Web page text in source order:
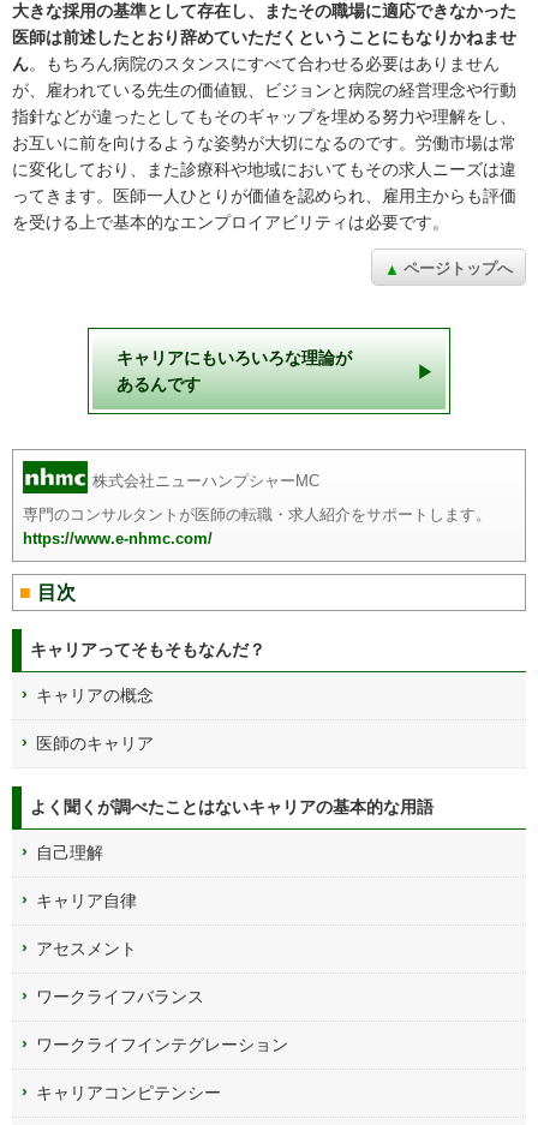
大きな採用の基準として存在し、またその職場に適応できなかった
医師は前述したとおり辞めていただくということにもなりかねませ
ん。もちろん病院のスタンスにすべて合わせる必要はありません
が、雇われている先生の価値観、ビジョンと病院の経営理念や行動
指針などが違ったとしてもそのギャップを埋める努力や理解をし、
お互いに前を向けるような姿勢が大切になるのです。労働市場は常
に変化しており、また診療科や地域においてもその求人ニーズは違
ってきます。医師一人ひとりが価値を認められ、雇用主からも評価
を受ける上で基本的なエンプロイアビリティは必要です。
ページトップへ
キャリアにもいろいろな理論が
あるんです
株式会社ニューハンプシャーMC
専門のコンサルタントが医師の転職・求人紹介をサポートします。
https://www.e-nhmc.com/
目次
キャリアってそもそもなんだ？
キャリアの概念
医師のキャリア
よく聞くが調べたことはないキャリアの基本的な用語
自己理解
キャリア自律
アセスメント
ワークライフバランス
ワークライフインテグレーション
キャリアコンピテンシー